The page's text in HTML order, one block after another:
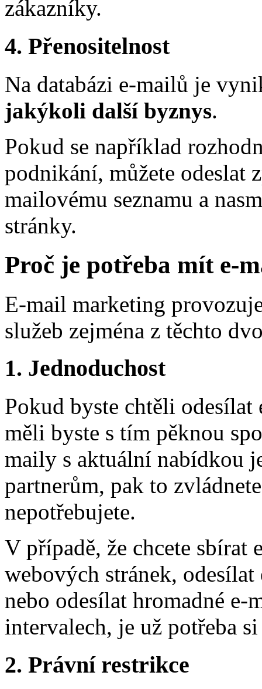
zákazníky.
4. Přenositelnost
Na databázi e-mailů je
jakýkoli další byznys.
Pokud se například
podnikání, můžete odeslat
mailovému seznamu a
stránky.
Proč je potřeba mít e-
E-mail marketing
služeb zejména z těchto
1. Jednoduchost
Pokud byste chtěli
měli byste s tím pěknou
maily s aktuální nabídkou
partnerům, pak to
nepotřebujete.
V případě, že chcete sbírat
webových stránek,
nebo odesílat hromadné
intervalech, je už potřeba
2. Právní restrikce